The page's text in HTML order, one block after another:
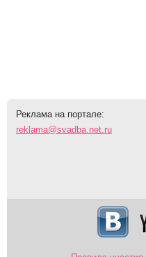
Реклама на портале:
reklama@svadba.net.ru